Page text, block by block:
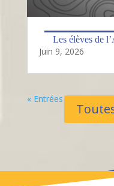
Les élèves de
Juin 9, 2026
« Entrées Plus